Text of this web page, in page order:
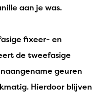
aan je was.
fixeer- en
de tweefasige
geuren
Hierdoor blijven